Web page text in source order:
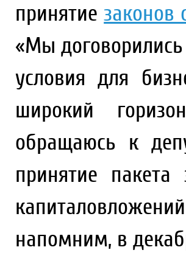
принятиезаконов
«Мы
условия для
широкий
обращаюсь к
принятие
напомним, в